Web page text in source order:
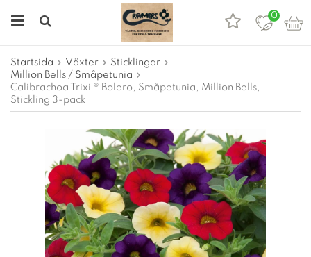
0
Startsida Växter
Sticklingar
Million Bells / Småpetunia
Calibrachoa Trixi ® Bolero, Småpetunia, Million Bells,
Stickling 3-pack